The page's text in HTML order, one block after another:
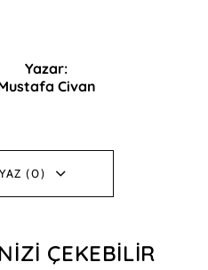
Yazar:
Civan
(0)
ÇEKEBILIR